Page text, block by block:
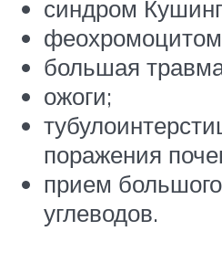
синдром
большая
ожоги;
поражения
прием
углеводов.